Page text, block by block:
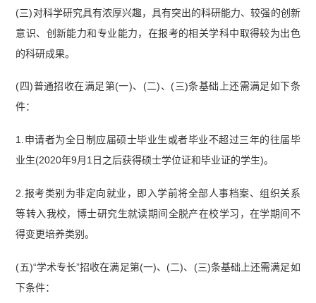
(三)对科学研究具有浓厚兴趣，具有突出的科研能力、较强的创新
意识、创新能力和专业能力，在报考的相关学科中取得较为出色
的科研成果。
(四)普通招收在满足第(一)、(二)、(三)条基础上还需满足如下条
件：
1.申请者为全日制应届硕士毕业生或者毕业不超过三年的往届毕
业生(2020年9月1日之后获得硕士学位证和毕业证的学生)。
2.报考类别为非定向就业，即入学前将全部人事档案、组织关系
等转入我校，博士研究生就读期间全脱产在校学习，在学期间不
得变更培养类别。
(五)“学术专长”招收在满足第(一)、(二)、(三)条基础上还需满足如
下条件：